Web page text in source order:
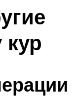
кур